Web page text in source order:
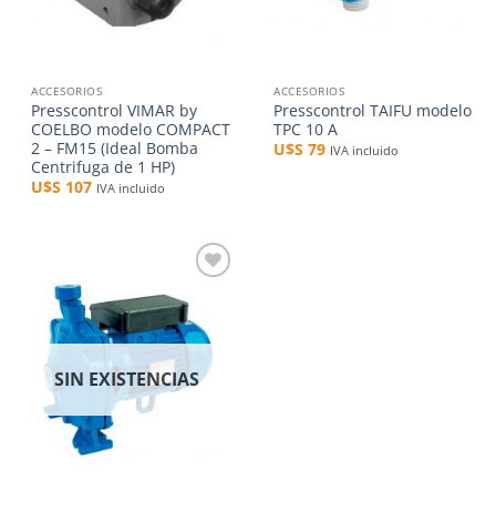
ACCESORIOS
Presscontrol VIMAR by
COELBO modelo COMPACT
2 – FM15 (Ideal Bomba
Centrifuga de 1 HP)
U$S 107 IVA incluido
ACCESORIOS
Presscontrol TAIFU modelo
TPC 10 A
U$S79 IVA incluido
lista de
deseos
SIN EXISTENCIAS